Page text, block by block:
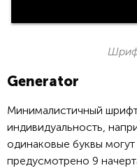
Generator
Минималистичный
индивидуальность,
одинаковые буквы
предусмотрено 9